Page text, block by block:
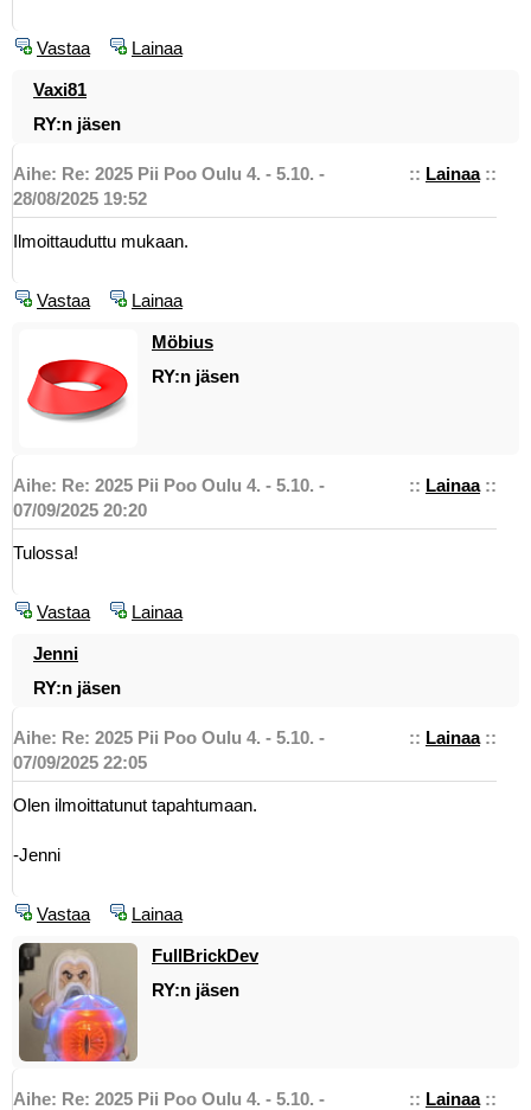
Vastaa Lainaa
Vaxi81
RY:n jäsen
:: Lainaa::
Aihe: Re: 2025 Pii Poo Oulu 4. - 5.10. -
28/08/2025 19:52
Ilmoittauduttu mukaan.
Vastaa Lainaa
Möbius
RY:n jäsen
:: Lainaa::
Aihe: Re: 2025 Pii Poo Oulu 4. - 5.10. -
07/09/2025 20:20
Tulossa!
Vastaa Lainaa
Jenni
RY:n jäsen
:: Lainaa::
Aihe: Re: 2025 Pii Poo Oulu 4. - 5.10. -
07/09/2025 22:05
Olen ilmoittatunut tapahtumaan.
-Jenni
Vastaa Lainaa
FullBrickDev
RY:n jäsen
:: Lainaa::
Aihe: Re: 2025 Pii Poo Oulu 4. - 5.10. -